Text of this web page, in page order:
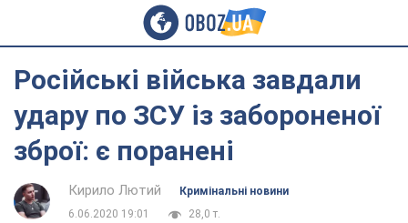
Російські війська завдали
удару по ЗСУ із забороненої
зброї: є поранені
Кирило Лютий
Кримінальні новини
6.06.2020 19:01
28,0 т.